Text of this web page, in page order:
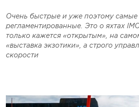
Очень быстрые и уже поэтому самые
регламентированные. Это о яхтах
только кажется «открытым», на
«выставка экзотики», а строго
скорости